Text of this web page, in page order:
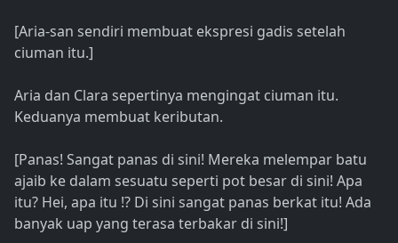
[Aria-san sendiri membuat ekspresi gadis setelah
ciuman itu.]
Aria dan Clara sepertinya mengingat ciuman itu.
Keduanya membuat keributan.
[Panas! Sangat panas di sini! Mereka melempar batu
ajaib ke dalam sesuatu seperti pot besar di sini! Apa
itu? Hei, apa itu !? Di sini sangat panas berkat itu! Ada
banyak uap yang terasa terbakar di sini!]